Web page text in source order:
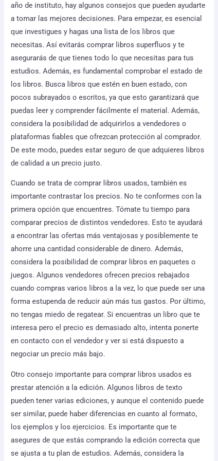
año de instituto, hay algunos consejos que pueden ayudarte
a tomar las mejores decisiones. Para empezar, es esencial
que investigues y hagas una lista de los libros que
necesitas. Así evitarás comprar libros superfluos y te
asegurarás de que tienes todo lo que necesitas para tus
estudios. Además, es fundamental comprobar el estado de
los libros. Busca libros que estén en buen estado, con
pocos subrayados o escritos, ya que esto garantizará que
puedas leer y comprender fácilmente el material. Además,
considera la posibilidad de adquirirlos a vendedores o
plataformas fiables que ofrezcan protección al comprador.
De este modo, puedes estar seguro de que adquieres libros
de calidad a un precio justo.
Cuando se trata de comprar libros usados, también es
importante contrastar los precios. No te conformes con la
primera opción que encuentres. Tómate tu tiempo para
comparar precios de distintos vendedores. Esto te ayudará
a encontrar las ofertas más ventajosas y posiblemente te
ahorre una cantidad considerable de dinero. Además,
considera la posibilidad de comprar libros en paquetes o
juegos. Algunos vendedores ofrecen precios rebajados
cuando compras varios libros a la vez, lo que puede ser una
forma estupenda de reducir aún más tus gastos. Por último,
no tengas miedo de regatear. Si encuentras un libro que te
interesa pero el precio es demasiado alto, intenta ponerte
en contacto con el vendedor y ver si está dispuesto a
negociar un precio más bajo.
Otro consejo importante para comprar libros usados es
prestar atención a la edición. Algunos libros de texto
pueden tener varias ediciones, y aunque el contenido puede
ser similar, puede haber diferencias en cuanto al formato,
los ejemplos y los ejercicios. Es importante que te
asegures de que estás comprando la edición correcta que
se ajusta a tu plan de estudios. Además, considera la